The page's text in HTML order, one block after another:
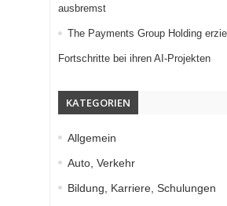
ausbremst
The Payments Group Holding
Fortschritte bei ihren AI-Projekten
KATEGORIEN
Allgemein
Auto, Verkehr
Bildung, Karriere, Schulungen